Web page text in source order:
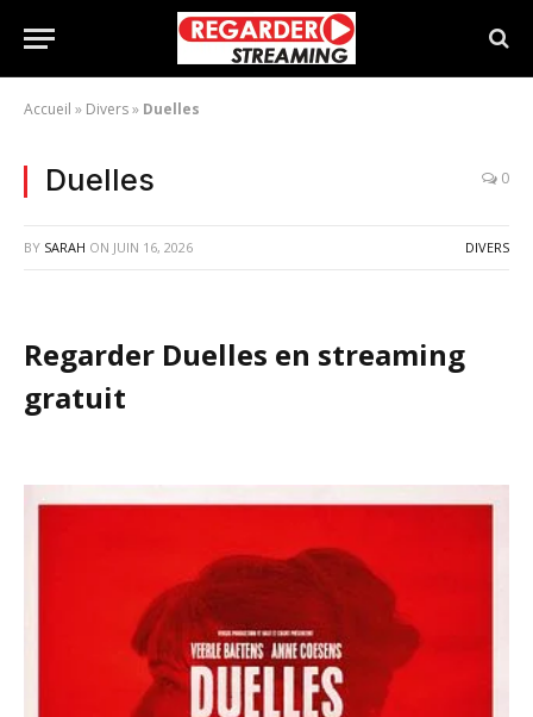
Accueil » Divers» Duelles
Duelles 0
BY SARAH ON JUIN 16, 2026 DIVERS
Regarder Duelles en streaming
gratuit